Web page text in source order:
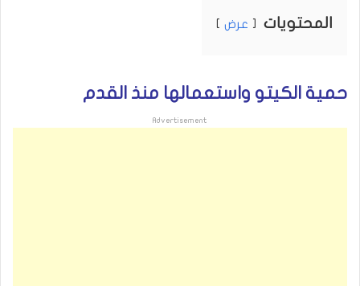
المحتويات عرض
حمية الكيتو واستعمالها منذ القدم
Advertisement